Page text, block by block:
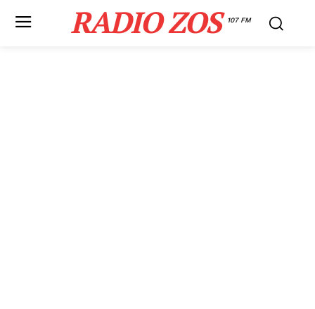
RADIO ZOS 107 FM